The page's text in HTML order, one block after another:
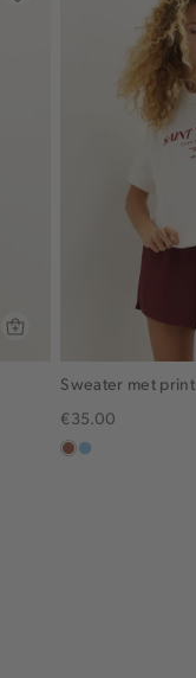
Sweater met print
€35.00
terracotta
lichtblauw